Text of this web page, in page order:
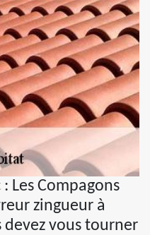
Les Compagons
zingueur à
devez vous tourner